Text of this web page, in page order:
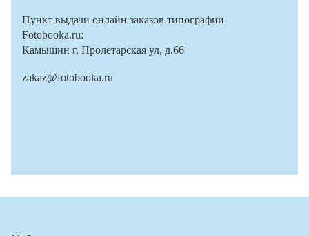
Пункт выдачи онлайн заказов типографии
Fotobooka.ru:
Камышин г, Пролетарская ул, д.66
zakaz@fotobooka.ru